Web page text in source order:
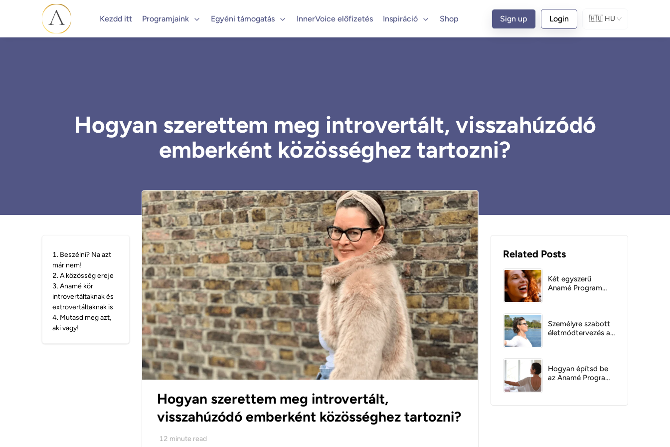
Kezdd itt Programjaink Egyéni támogatás InnerVoice előfizetés Inspiráció Shop Sign up Login 🇭🇺 HU
Hogyan szerettem meg introvertált, visszahúzódó
emberként közösséghez tartozni?
1. Beszélni? Na azt
már nem!
2.A közösség ereje
3.Anamé kör
introvertáltaknak és
extrovertáltaknak is
4. Mutasd meg azt,
aki vagy!
Hogyan szerettem meg introvertált,
visszahúzódó emberként közösséghez tartozni?
12 minute read
Related Posts
Két egyszerű
Anamé Program
Személyre szabott
életmódtervezés az
alapján
Hogyan építsd be
az Anamé Program
mindennapjaidba?